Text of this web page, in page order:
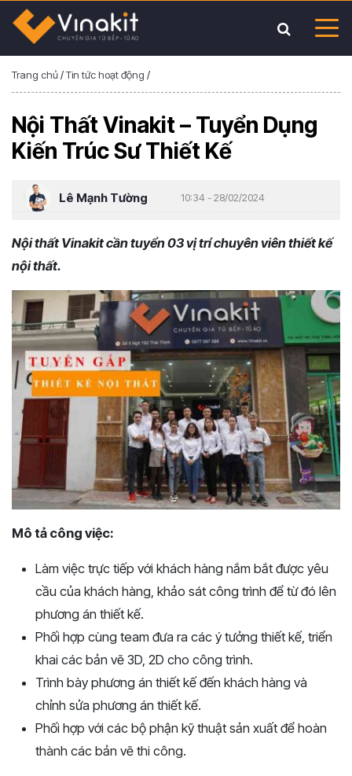
Trang chủ/Tin tức hoạt động /
Nội Thất Vinakit – Tuyển Dụng
Kiến Trúc Sư Thiết Kế
Lê Mạnh Tường 10:34 - 28/02/2024
Nội thất Vinakit cần tuyển 03 vị trí chuyên viên thiết kế
nội thất.
Mô tả công việc:
Làm việc trực tiếp với khách hàng nắm bắt được yêu
cầu của khách hàng, khảo sát công trình để từ đó lên
phương án thiết kế.
Phối hợp cùng team đưa ra các ý tưởng thiết kế, triển
khai các bản vẽ 3D, 2D cho công trình.
Trình bày phương án thiết kế đến khách hàng và
chỉnh sửa phương án thiết kế.
Phối hợp với các bộ phận kỹ thuật sản xuất để hoàn
thành các bản vẽ thi công.